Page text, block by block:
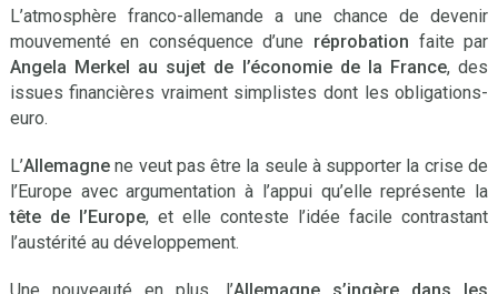
L’atmosphère franco-allemande a une chance de devenir
mouvementé en conséquence d’une réprobation faite par
Angela Merkel au sujet de l’économie de la France, des
issues financières vraiment simplistes dont les obligations-
euro.
L’Allemagnene veut pas être la seule à supporter la crise de
l’Europe avec argumentation à l’appui qu’elle représente la
tête de l’Europe, et elle conteste l’idée facile contrastant
l’austérité au développement.